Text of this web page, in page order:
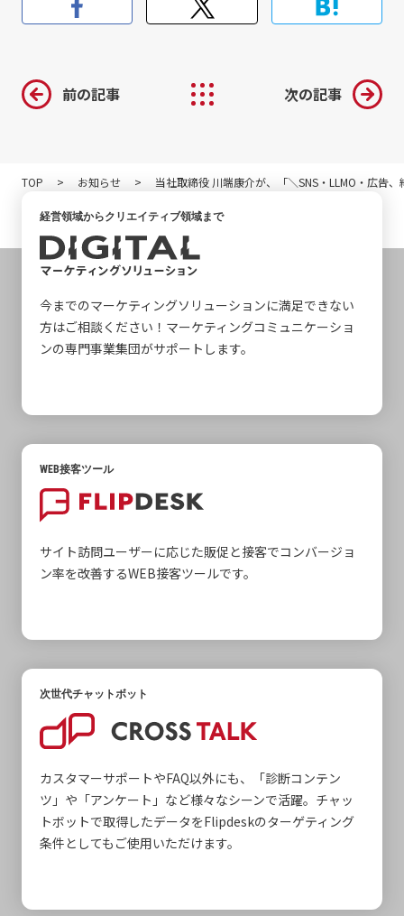
前の記事 次の記事
TOP お知らせ 当社取締役 川端康介が、「＼SNS・LLMO・広告
経営領域からクリエイティブ領域まで
今までのマーケティングソリューションに満足できない
方はご相談ください！マーケティングコミュニケーショ
ンの専門事業集団がサポートします。
WEB接客ツール
サイト訪問ユーザーに応じた販促と接客でコンバージョ
ン率を改善するWEB接客ツールです。
次世代チャットボット
カスタマーサポートやFAQ以外にも、「診断コンテン
ツ」や「アンケート」など様々なシーンで活躍。チャッ
トボットで取得したデータをFlipdeskのターゲティング
条件としてもご使用いただけます。